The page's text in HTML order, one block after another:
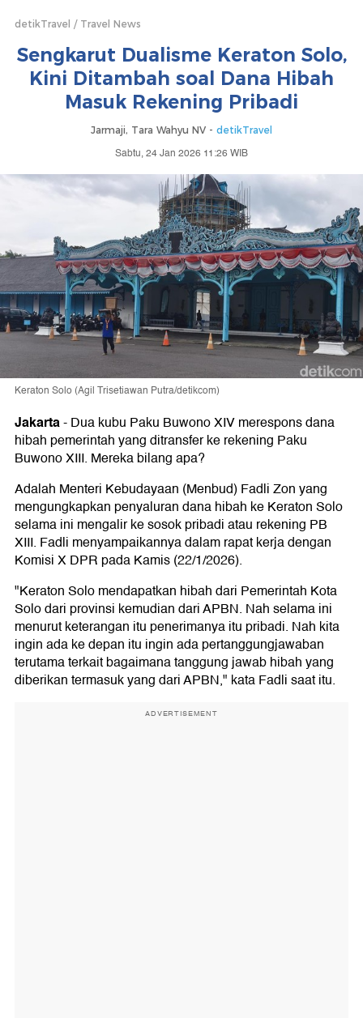
detikTravel Travel News
Sengkarut Dualisme Keraton Solo,
Kini Ditambah soal Dana Hibah
Masuk Rekening Pribadi
Jarmaji, Tara Wahyu NV - detikTravel
Sabtu, 24 Jan 2026 11:26 WIB
Keraton Solo (Agil Trisetiawan Putra/detikcom)
Jakarta-Dua kubu Paku Buwono XIV merespons dana
hibah pemerintah yang ditransfer ke rekening Paku
Buwono XIII. Mereka bilang apa?
Adalah Menteri Kebudayaan (Menbud) Fadli Zon yang
mengungkapkan penyaluran dana hibah ke Keraton Solo
selama ini mengalir ke sosok pribadi atau rekening PB
XIII. Fadli menyampaikannya dalam rapat kerja dengan
Komisi X DPR pada Kamis (22/1/2026).
"Keraton Solo mendapatkan hibah dari Pemerintah Kota
Solo dari provinsi kemudian dari APBN. Nah selama ini
menurut keterangan itu penerimanya itu pribadi. Nah kita
ingin ada ke depan itu ingin ada pertanggungjawaban
terutama terkait bagaimana tanggung jawab hibah yang
diberikan termasuk yang dari APBN," kata Fadli saat itu.
ADVERTISEMENT